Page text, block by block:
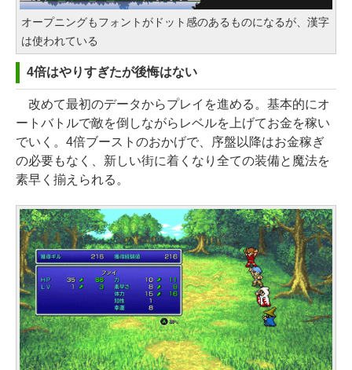
オープニングもフォントがドット感のあるものになるが、漢字
は使われている
4倍はやりすぎたが後悔はない
改めて最初のデータからプレイを進める。基本的にオ
ートバトルで敵を倒しながらレベルを上げてお金を稼い
でいく。4倍ブーストのおかげで、序盤以降はお金稼ぎ
の必要もなく、新しい街に着くなり全ての装備と魔法を
素早く揃えられる。